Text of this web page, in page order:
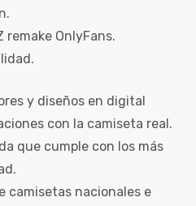
remake OnlyFans.
y diseños en digital
con la camiseta real.
que cumple con los más
camisetas nacionales e